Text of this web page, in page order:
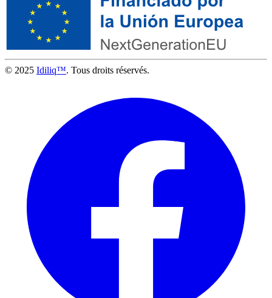
© 2025 Idiliq™. Tous droits réservés.